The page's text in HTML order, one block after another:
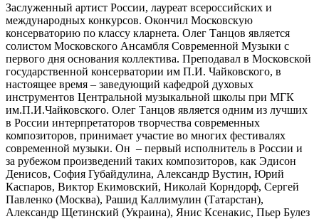
Заслуженный артист России, лауреат всероссийских и
международных конкурсов. Окончил Московскую
консерваторию по классу кларнета. Олег Танцов является
солистом Московского Ансамбля Современной Музыки с
первого дня основания коллектива. Преподавал в Московской
государственной консерватории им П.И. Чайковского, в
настоящее время – заведующий кафедрой духовых
инструментов Центральной музыкальной школы при МГК
им.П.И.Чайковского. Олег Танцов является одним из лучших
в России интерпретаторов творчества современных
композиторов, принимает участие во многих фестивалях
современной музыки. Он – первый исполнитель в России и
за рубежом произведений таких композиторов, как Эдисон
Денисов, София Губайдулина, Александр Вустин, Юрий
Каспаров, Виктор Екимовский, Николай Корндорф, Сергей
Павленко (Москва), Рашид Каллимулин (Татарстан),
Александр Щетинский (Украина), Янис Ксенакис, Пьер Булез